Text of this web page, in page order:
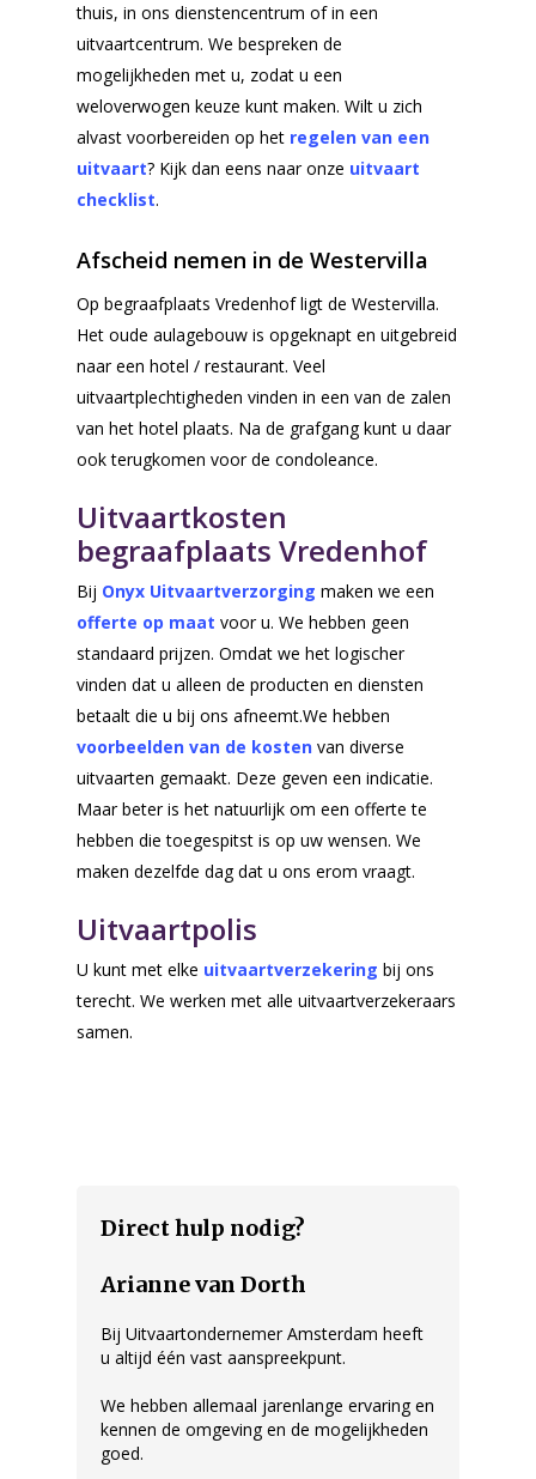
thuis, in ons dienstencentrum of in een
uitvaartcentrum. We bespreken de
mogelijkheden met u, zodat u een
weloverwogen keuze kunt maken. Wilt u zich
alvast voorbereiden op het regelen van een
uitvaart? Kijk dan eens naar onze uitvaart
checklist.
Afscheid nemen in de Westervilla
Op begraafplaats Vredenhof ligt de Westervilla.
Het oude aulagebouw is opgeknapt en uitgebreid
naar een hotel / restaurant. Veel
uitvaartplechtigheden vinden in een van de zalen
van het hotel plaats. Na de grafgang kunt u daar
ook terugkomen voor de condoleance.
Uitvaartkosten
begraafplaats Vredenhof
Bij Onyx Uitvaartverzorging maken we een
offerte op maat voor u. We hebben geen
standaard prijzen. Omdat we het logischer
vinden dat u alleen de producten en diensten
betaalt die u bij ons afneemt.We hebben
voorbeelden van de kosten van diverse
uitvaarten gemaakt. Deze geven een indicatie.
Maar beter is het natuurlijk om een offerte te
hebben die toegespitst is op uw wensen. We
maken dezelfde dag dat u ons erom vraagt.
Uitvaartpolis
U kunt met elke uitvaartverzekering bij ons
terecht. We werken met alle uitvaartverzekeraars
samen.
Direct hulp nodig?
Arianne van Dorth
Bij Uitvaartondernemer Amsterdam heeft
u altijd één vast aanspreekpunt.
We hebben allemaal jarenlange ervaring en
kennen de omgeving en de mogelijkheden
goed.
Voor de uitvaart
Nu alvast doen
Voorgesprek
Wensenboekje
Uitvaart regelen
Overlijden melden
Begraven of
Inspiratie voor uw
uitvaart
Checklist
Onze nazorg